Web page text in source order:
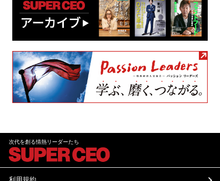
次代を創る情熱リーダーたち